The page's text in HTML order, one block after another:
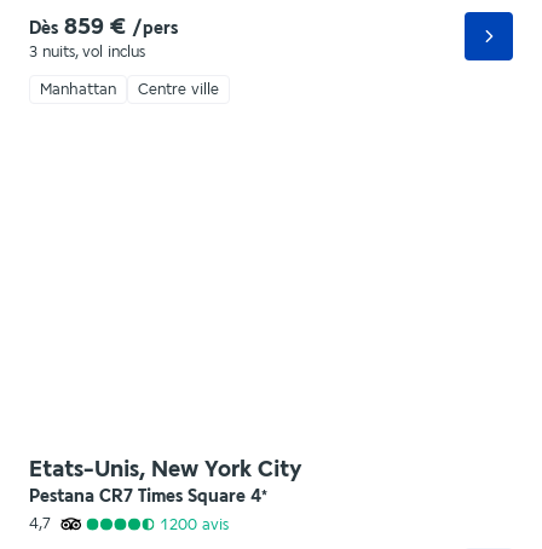
Dès 859 € /pers
3 nuits, vol inclus
Manhattan Centre ville
Etats-Unis, New York City
Pestana CR7 Times Square 4*
4,7
1 200 avis